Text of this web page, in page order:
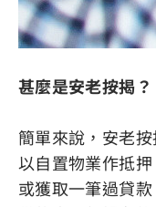
甚麼是安老按揭？
簡單來說，安老
以自置物業作抵押
或獲取一筆過貸